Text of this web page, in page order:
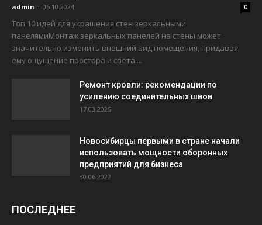
admin - 06.10.2024 0
Топ 10 идей для украшения стен зеркальными
панелямиМонтаж зеркальных панелей на стены может
значительно изменить внешний вид помещения, придавая
ему ощущение простора и света....
Ремонт кровли: рекомендации по
усилению соединительных швов
17.03.2025
Новосибирцы первыми в стране начали
использовать мощности оборонных
предприятий для бизнеса
30.06.2022
ПОСЛЕДНЕЕ